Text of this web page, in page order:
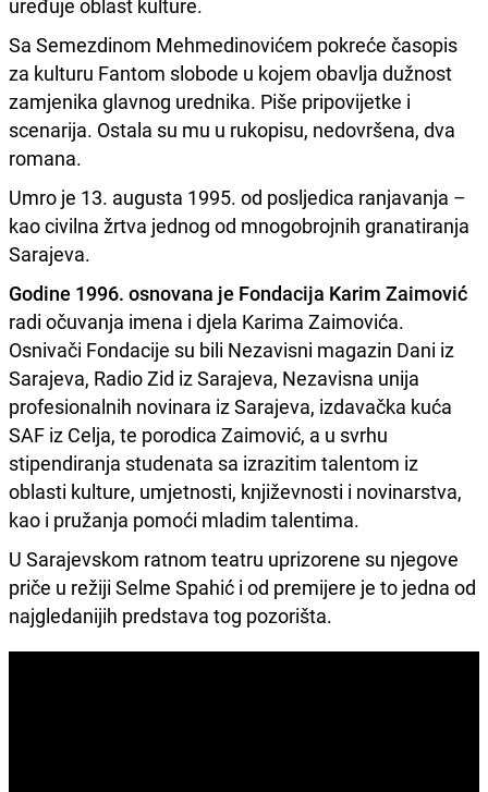
Sa Semezdinom Mehmedinovićem pokreće časopis
za kulturu Fantom slobode u kojem obavlja dužnost
zamjenika glavnog urednika. Piše pripovijetke i
scenarija. Ostala su mu u rukopisu, nedovršena, dva
romana.
Umro je 13. augusta 1995. od posljedica ranjavanja –
kao civilna žrtva jednog od mnogobrojnih granatiranja
Sarajeva.
Godine 1996. osnovana je Fondacija Karim Zaimović
radi očuvanja imena i djela Karima Zaimovića.
Osnivači Fondacije su bili Nezavisni magazin Dani iz
Sarajeva, Radio Zid iz Sarajeva, Nezavisna unija
profesionalnih novinara iz Sarajeva, izdavačka kuća
SAF iz Celja, te porodica Zaimović, a u svrhu
stipendiranja studenata sa izrazitim talentom iz
oblasti kulture, umjetnosti, književnosti i novinarstva,
kao i pružanja pomoći mladim talentima.
U Sarajevskom ratnom teatru uprizorene su njegove
priče u režiji Selme Spahić i od premijere je to jedna od
najgledanijih predstava tog pozorišta.